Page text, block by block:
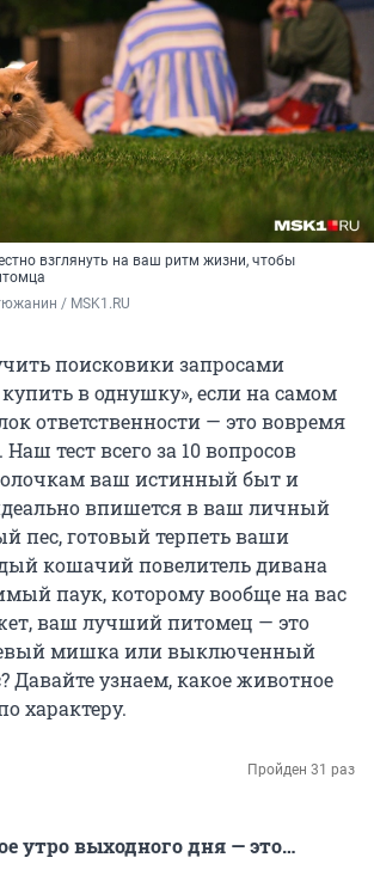
взглянуть на ваш ритм жизни, чтобы
/ MSK1.RU
поисковики запросами
в однушку», если на самом
ответственности — это вовремя
тест всего за 10 вопросов
ваш истинный быт и
впишется в ваш личный
пес, готовый терпеть ваши
кошачий повелитель дивана
паук, которому вообще на вас
ваш лучший питомец — это
мишка или выключенный
Давайте узнаем, какое животное
характеру.
Пройден 31 раз
утро выходного дня — это…